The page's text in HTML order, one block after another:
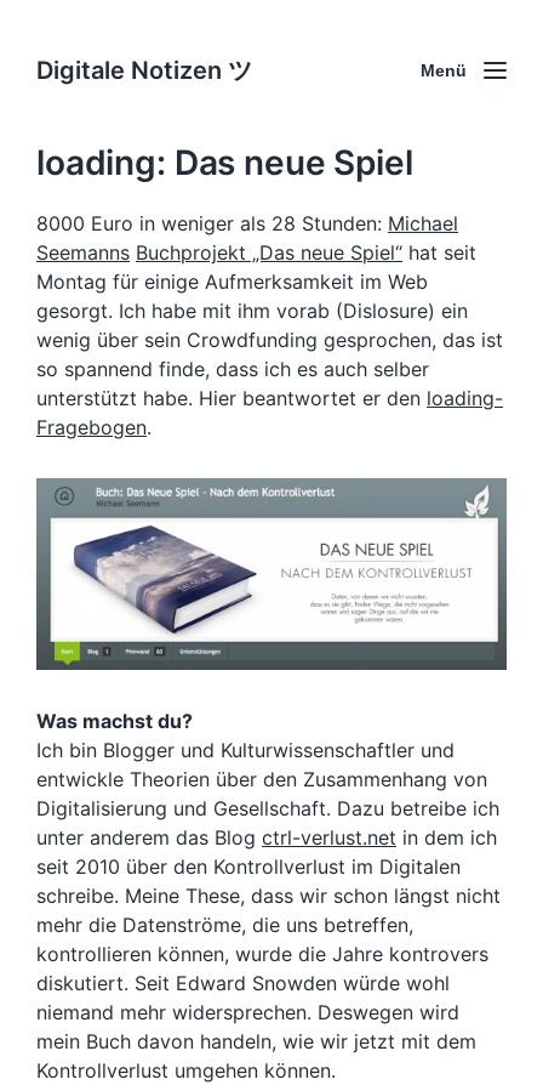
Digitale Notizen ツ Menü
loading: Das neue Spiel
8000 Euro in weniger als 28 Stunden: Michael
Seemanns Buchprojekt „Das neue Spiel“ hat seit
Montag für einige Aufmerksamkeit im Web
gesorgt. Ich habe mit ihm vorab (Dislosure) ein
wenig über sein Crowdfunding gesprochen, das ist
so spannend finde, dass ich es auch selber
unterstützt habe. Hier beantwortet er den loading-
Fragebogen.
Was machst du?
Ich bin Blogger und Kulturwissenschaftler und
entwickle Theorien über den Zusammenhang von
Digitalisierung und Gesellschaft. Dazu betreibe ich
unter anderem das Blog ctrl-verlust.net in dem ich
seit 2010 über den Kontrollverlust im Digitalen
schreibe. Meine These, dass wir schon längst nicht
mehr die Datenströme, die uns betreffen,
kontrollieren können, wurde die Jahre kontrovers
diskutiert. Seit Edward Snowden würde wohl
niemand mehr widersprechen. Deswegen wird
mein Buch davon handeln, wie wir jetzt mit dem
Kontrollverlust umgehen können.